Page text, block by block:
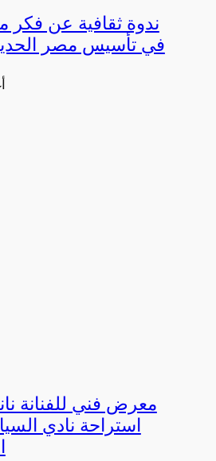
ندوة ثقافية عن فكر
في تأسيس مصر
معرض فني للفنانة
استراحة نادي